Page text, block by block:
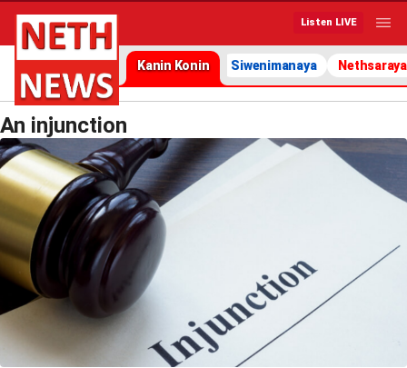
Listen LIVE
Kanin Konin Siwenimanaya Nethsaraya
An injunction